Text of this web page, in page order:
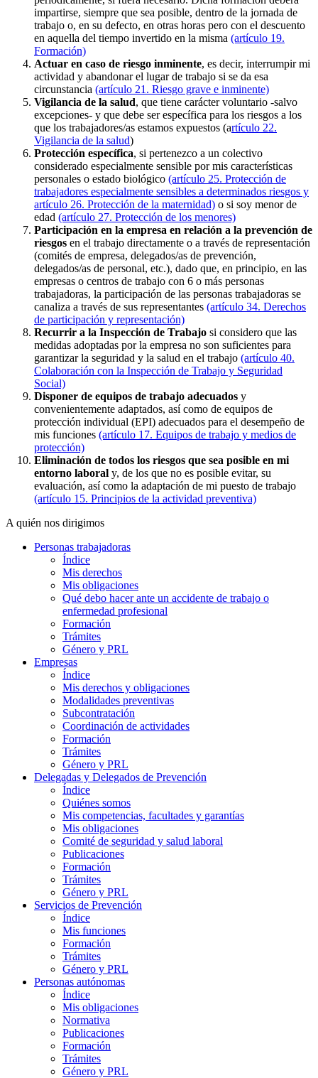
impartirse, siempre que sea posible, dentro de la jornada de
trabajo o, en su defecto, en otras horas pero con el descuento
en aquella del tiempo invertido en la misma (artículo 19.
Formación)
Actuar en caso de riesgo inminente, es decir, interrumpir mi
actividad y abandonar el lugar de trabajo si se da esa
circunstancia (artículo 21. Riesgo grave e inminente)
Vigilancia de la salud, que tiene carácter voluntario -salvo
excepciones- y que debe ser específica para los riesgos a los
que los trabajadores/as estamos expuestos (artículo 22.
Vigilancia de la salud)
Protección específica, si pertenezco a un colectivo
considerado especialmente sensible por mis características
personales o estado biológico (artículo 25. Protección de
trabajadores especialmente sensibles a determinados riesgos y
artículo 26. Protección de la maternidad) o si soy menor de
edad (artículo 27. Protección de los menores)
Participación en la empresa en relación a la prevención de
riesgos en el trabajo directamente o a través de representación
(comités de empresa, delegados/as de prevención,
delegados/as de personal, etc.), dado que, en principio, en las
empresas o centros de trabajo con 6 o más personas
trabajadoras, la participación de las personas trabajadoras se
canaliza a través de sus representantes (artículo 34. Derechos
de participación y representación)
Recurrir a la Inspección de Trabajo si considero que las
medidas adoptadas por la empresa no son suficientes para
garantizar la seguridad y la salud en el trabajo (artículo 40.
Colaboración con la Inspección de Trabajo y Seguridad
Social)
Disponer de equipos de trabajo adecuados y
convenientemente adaptados, así como de equipos de
protección individual (EPI) adecuados para el desempeño de
mis funciones (artículo 17. Equipos de trabajo y medios de
protección)
Eliminación de todos los riesgos que sea posible en mi
entorno laboral y, de los que no es posible evitar, su
evaluación, así como la adaptación de mi puesto de trabajo
(artículo 15. Principios de la actividad preventiva)
A quién nos dirigimos
Personas trabajadoras
Índice
Mis derechos
Mis obligaciones
Qué debo hacer ante un accidente de trabajo o
enfermedad profesional
Formación
Trámites
Género y PRL
Empresas
Índice
Mis derechos y obligaciones
Modalidades preventivas
Subcontratación
Coordinación de actividades
Formación
Trámites
Género y PRL
Delegadas y Delegados de Prevención
Índice
Quiénes somos
Mis competencias, facultades y garantías
Mis obligaciones
Comité de seguridad y salud laboral
Publicaciones
Formación
Trámites
Género y PRL
Servicios de Prevención
Índice
Mis funciones
Formación
Trámites
Género y PRL
Personas autónomas
Índice
Mis obligaciones
Normativa
Publicaciones
Formación
Trámites
Género y PRL